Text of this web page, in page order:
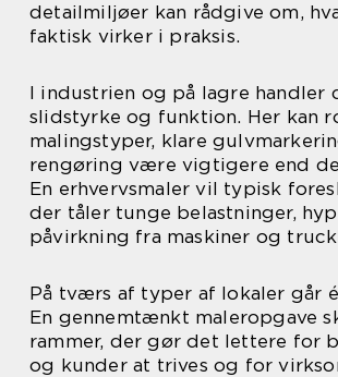
detailmiljøer kan rådgive om,
faktisk virker i praksis.
I industrien og på lagre handler
slidstyrke og funktion. Her kan
malingstyper, klare
rengøring være vigtigere end
En erhvervsmaler vil typisk
der tåler tunge belastninger,
påvirkning fra maskiner og
På tværs af typer af lokaler går
En gennemtænkt maleropgave
rammer, der gør det lettere for
og kunder at trives og for